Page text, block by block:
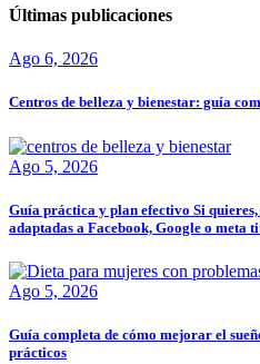
Últimas publicaciones
Ago 6, 2026
Centros de belleza y bienestar: guía
Ago 5, 2026
Guía práctica y plan efectivo Si
adaptadas a Facebook, Google o meta
Ago 5, 2026
Guía completa de cómo mejorar el
prácticos